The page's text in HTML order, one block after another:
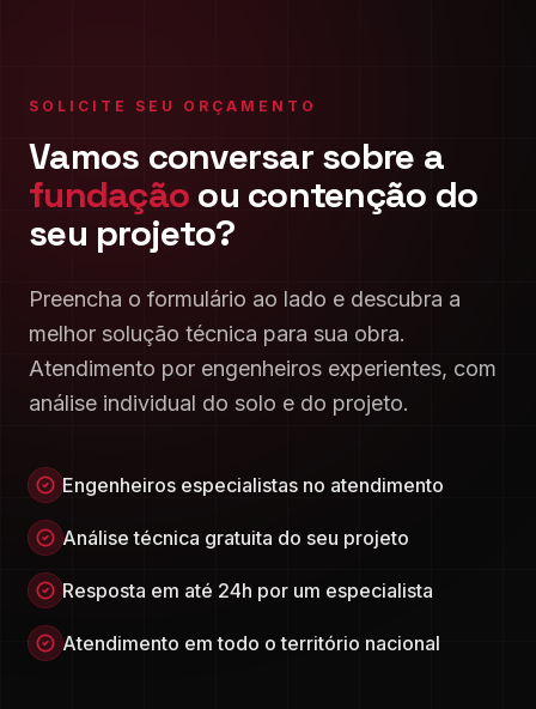
SOLICITE SEU ORÇAMENTO
Vamos conversar sobre a
fundação ou contenção do
seu projeto?
Preencha o formulário ao lado e descubra a
melhor solução técnica para sua obra.
Atendimento por engenheiros experientes, com
análise individual do solo e do projeto.
Engenheiros especialistas no atendimento
Análise técnica gratuita do seu projeto
Resposta em até 24h por um especialista
Atendimento em todo o território nacional